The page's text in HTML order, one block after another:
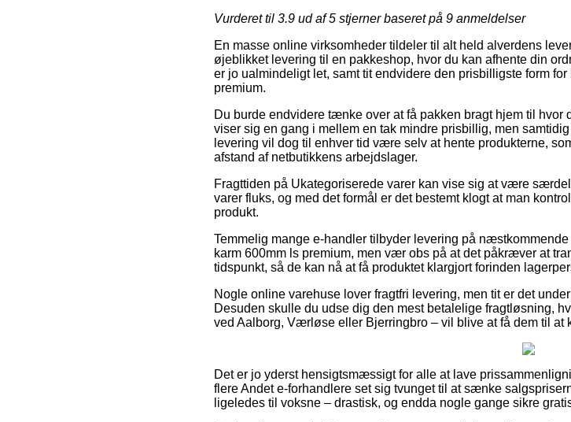
Vurderet til 3.9 ud af 5 stjerner baseret på 9 anmeldelser
En masse online virksomheder tildeler til alt held alverdens
øjeblikket levering til en pakkeshop, hvor du kan afhente din
er jo ualmindeligt let, samt tit endvidere den prisbilligste form
premium.
Du burde endvidere tænke over at få pakken bragt hjem til hvor
viser sig en gang i mellem en tak mindre prisbillig, men
levering vil dog til enhver tid være selv at hente produkterne,
afstand af netbutikkens arbejdslager.
Fragttiden på Ukategoriserede varer kan vise sig at være
varer fluks, og med det formål er det bestemt klogt at man
produkt.
Temmelig mange e-handler tilbyder levering på
karm 600mm ls premium, men vær obs på at det påkræver at
tidspunkt, så de kan nå at få produktet klargjort forinden
Nogle online varehuse lover fragtfri levering, men tit er det
Desuden skulle du udse dig den mest betalelige fragtløsning,
ved Aalborg, Værløse eller Bjerringbro – vil blive at få dem til at
Det er jo yderst hensigtsmæssigt for alle at lave
flere Andet e-forhandlere set sig tvunget til at sænke
ligeledes til voksne – drastisk, og endda nogle gange sikre